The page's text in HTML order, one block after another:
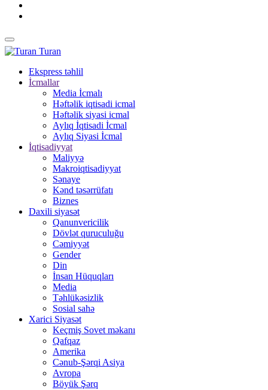
Turan
Ekspress təhlil
İcmallar
Media İcmalı
Həftəlik iqtisadi icmal
Həftəlik siyasi icmal
Aylıq İqtisadi İcmal
Aylıq Siyasi İcmal
İqtisadiyyat
Maliyyə
Makroiqtisadiyyat
Sənaye
Kənd təsərrüfatı
Biznes
Daxili siyasət
Qanunvericilik
Dövlət quruculuğu
Cəmiyyət
Gender
Din
İnsan Hüquqları
Media
Təhlükəsizlik
Sosial sahə
Xarici Siyasət
Keçmiş Sovet məkanı
Qafqaz
Amerika
Cənub-Şərqi Asiya
Avropa
Böyük Şərq